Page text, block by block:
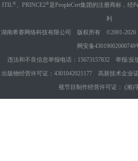
ITIL®、PRINCE2®是PeopleCert集团的注册商标，经
利
湖南希赛网络科技有限公司 版权所有 ©2001-2026
网安备43019002000749
违法和不良信息举报电话：15673157832 举报/反
出版物经营许可证：4301042021177 高新技术企业
视节目制作经营许可证： (湘)